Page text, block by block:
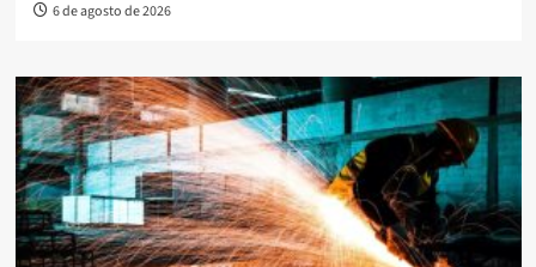
6 de agosto de 2026